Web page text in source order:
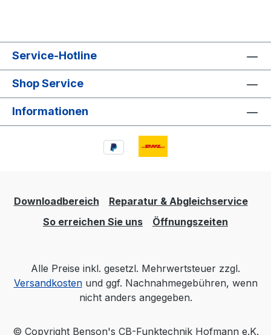
Service-Hotline
Shop Service
Informationen
Downloadbereich
Reparatur & Abgleichservice
So erreichen Sie uns
Öffnungszeiten
Alle Preise inkl. gesetzl. Mehrwertsteuer zzgl.
Versandkostenund ggf. Nachnahmegebühren, wenn
nicht anders angegeben.
© Copyright Benson's CB-Funktechnik Hofmann e.K.